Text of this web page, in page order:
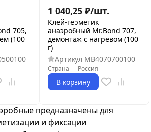
705,
(100
1 040,25 ₽/шт.
Клей-герметик
анаэробный Mr.Bond 707,
демонтаж с нагревом (100
г)
Артикул MB4070700100
Страна — Россия
В корзину
предназначены для
и фиксации